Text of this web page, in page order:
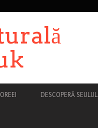
DESCOPERĂ SEULUL